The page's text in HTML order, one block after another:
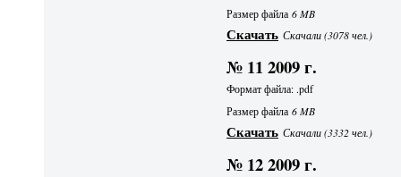
Размер файла6 MB
Скачать Скачали (3078 чел.)
№ 11 2009 г.
Формат файла: .pdf
Размер файла6 MB
Скачать Скачали (3332 чел.)
№ 12 2009 г.